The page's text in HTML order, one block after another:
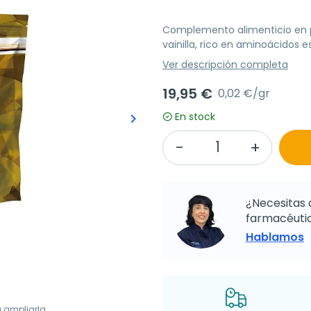
Siguiente
keyboard_arrow_right
Complemento alimenticio en
vainilla, rico en aminoácidos
Ver descripción completa
19,95 € 0,02 €/gr
En stock
¿Necesitas
Hablamos